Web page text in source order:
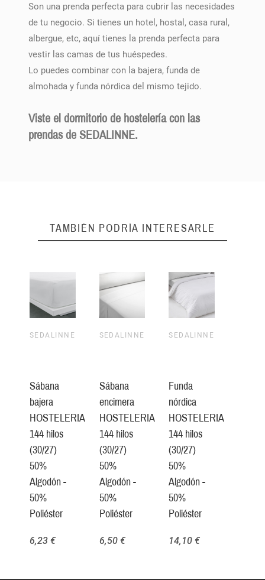
Son una prenda perfecta para cubrir las necesidades
de tu negocio. Si tienes un hotel, hostal, casa rural,
albergue, etc, aquí tienes la prenda perfecta para
vestir las camas de tus huéspedes.
Lo puedes combinar con la bajera, funda de
almohada y funda nórdica del mismo tejido.
Viste el dormitorio de hostelería con las
prendas de SEDALINNE.
TAMBIÉN PODRÍA INTERESARLE
SEDALINNE
Sábana
bajera
HOSTELERIA
144 hilos
(30/27)
50%
Algodón -
50%
Poliéster
6,23 €
SEDALINNE
Sábana
encimera
HOSTELERIA
144 hilos
(30/27)
50%
Algodón -
50%
Poliéster
6,50 €
SEDALINNE
Funda
nórdica
HOSTELERIA
144 hilos
(30/27)
50%
Algodón -
50%
Poliéster
14,10 €